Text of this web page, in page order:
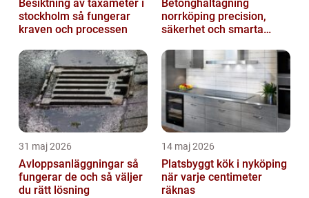
Besiktning av taxameter i
stockholm så fungerar
kraven och processen
Betonghåltagning
norrköping precision,
säkerhet och smarta
31 maj 2026
Avloppsanläggningar så
fungerar de och så väljer
du rätt lösning
14 maj 2026
Platsbyggt kök i nyköping
när varje centimeter
räknas